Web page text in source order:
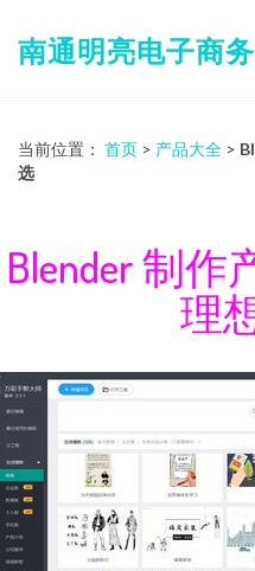
南通明亮电子商
当前位置： 首页 > 产品大全 >
选
Blender 制
理